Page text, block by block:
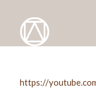
https://